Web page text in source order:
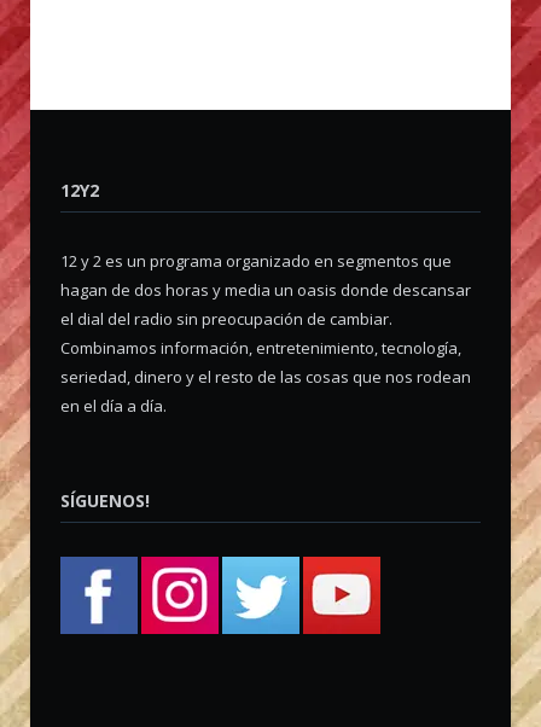
12Y2
12 y 2 es un programa organizado en segmentos que
hagan de dos horas y media un oasis donde descansar
el dial del radio sin preocupación de cambiar.
Combinamos información, entretenimiento, tecnología,
seriedad, dinero y el resto de las cosas que nos rodean
en el día a día.
SÍGUENOS!